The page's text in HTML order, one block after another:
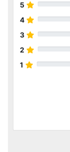
5
4
3
2
1